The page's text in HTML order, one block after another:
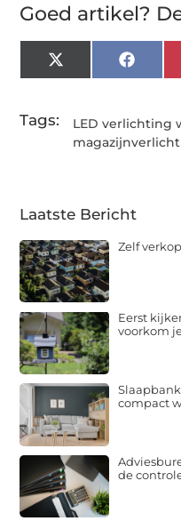
Goed artikel?
X
(Twitter)
Tags: LED verlichting
Laatste Bericht
Zelf
Eerst
voorkom
compact
de